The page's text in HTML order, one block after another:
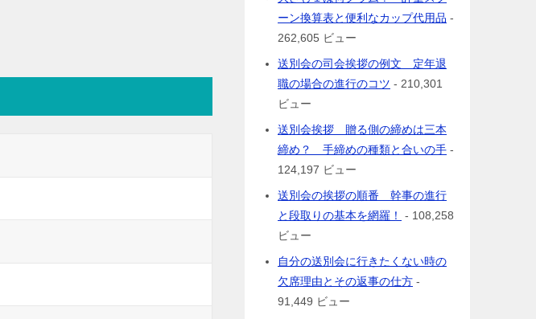
ーン換算表と便利なカップ代用品 -
262,605 ビュー
送別会の司会挨拶の例文 定年退
職の場合の進行のコツ - 210,301
ビュー
送別会挨拶 贈る側の締めは三本
締め？ 手締めの種類と合いの手 -
124,197 ビュー
送別会の挨拶の順番 幹事の進行
と段取りの基本を網羅！
- 108,258
ビュー
自分の送別会に行きたくない時の
欠席理由とその返事の仕方 -
91,449 ビュー